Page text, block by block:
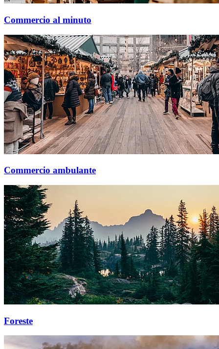
Commercio al minuto
Commercio ambulante
Foreste